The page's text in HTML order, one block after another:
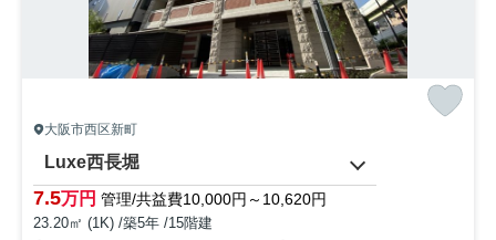
大阪市西区新町
Luxe西長堀
7.5万円 管理/共益費10,000円～10,620円
23.20㎡ (1K) /築5年 /15階建